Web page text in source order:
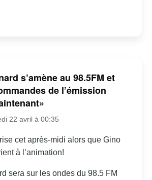
s’amène au 98.5FM et
de l’émission
22 avril à 00:35
cet après-midi alors que Gino
à l’animation!
sera sur les ondes du 98.5 FM